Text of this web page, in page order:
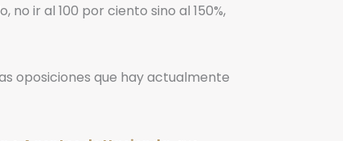
ir al 100 por ciento sino al 150%,
oposiciones que hay actualmente